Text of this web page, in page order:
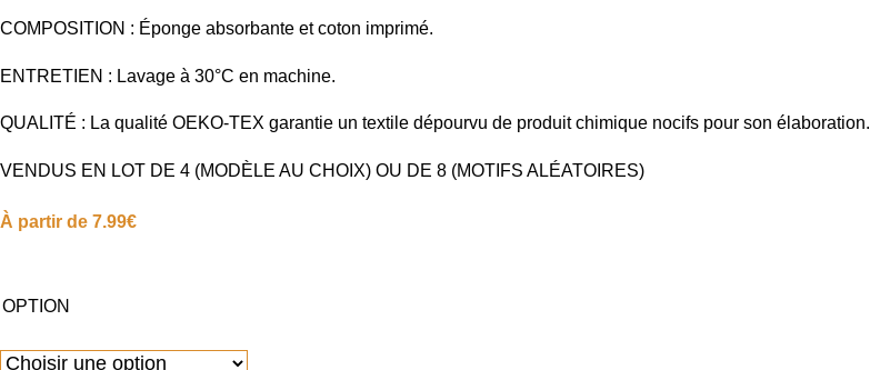
COMPOSITION : Éponge absorbante et coton imprimé.
ENTRETIEN : Lavage à 30°C en machine.
QUALITÉ : La qualité OEKO-TEX garantie un textile dépourvu de produit chimique nocifs pour son élaboration.
VENDUS EN LOT DE 4 (MODÈLE AU CHOIX) OU DE 8 (MOTIFS ALÉATOIRES)
À partir de 7.99€
OPTION